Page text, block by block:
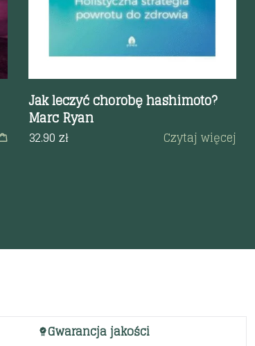
Jak leczyć chorobę hashimoto?
Marc Ryan
32.90 zł Czytaj więcej
Gwarancja jakości